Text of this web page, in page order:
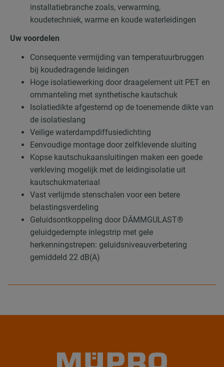
installatiebranche zoals, verwarming,
koudetechniek, warme en koude waterleidingen
Uw voordelen
Consequente vermijding van temperatuurbruggen
bij koudedragende leidingen
Hoge isolatiewerking door draagelement uit PET en
ommanteling met synthetische kautschuk
Isolatiedikte afgestemd op de toenemende dikte van
de isolatieslang
Veilige waterdampdiffusiedichting
Eenvoudige montage door zelfklevende sluiting
Kopse kautschukaansluitingen maken een goede
verkleving mogelijk met de leidingisolatie uit
kautschukmateriaal
Vast verlijmde stenschalen voor een betere
belastingsverdeling
Geluidsontkoppeling door DÄMMGULAST®
geluidgedempte inlegstrip met gele
herkenningstrepen: geluidsniveauverbetering
gemiddeld 22 dB(A)